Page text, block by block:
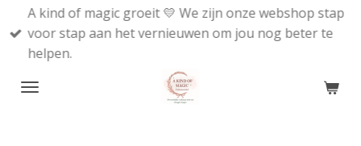
direct
naar
A kind of magic groeit 💛 We zijn onze webshop stap
voor stap aan het vernieuwen om jou nog beter te
helpen.